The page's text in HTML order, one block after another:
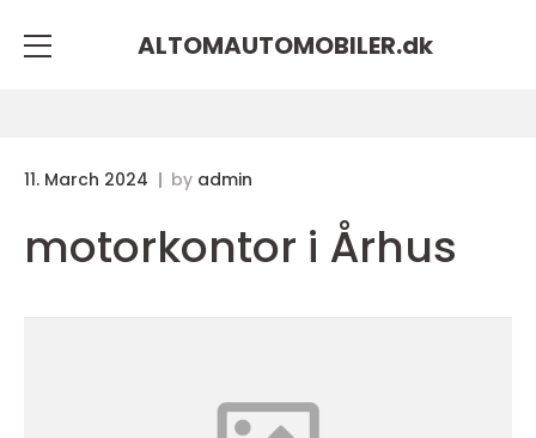
ALTOMAUTOMOBILER.dk
11. March 2024 by admin
motorkontor i Århus